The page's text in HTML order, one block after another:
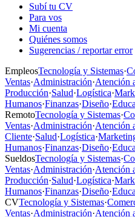
Subí tu CV
Para vos
Mi cuenta
Quiénes somos
Sugerencias / reportar error
EmpleosTecnología y Sistemas·
Ventas·Administración·Atención
Producción·Salud·Logística·
Humanos·Finanzas·Diseño·
RemotoTecnología y Sistemas·
Ventas·Administración·Atención
Cliente·Salud·Logística·
Humanos·Finanzas·Diseño·
SueldosTecnología y Sistemas·
Ventas·Administración·Atención
Producción·Salud·Logística·
Humanos·Finanzas·Diseño·
CVTecnología y Sistemas·
Ventas·Administración·Atención